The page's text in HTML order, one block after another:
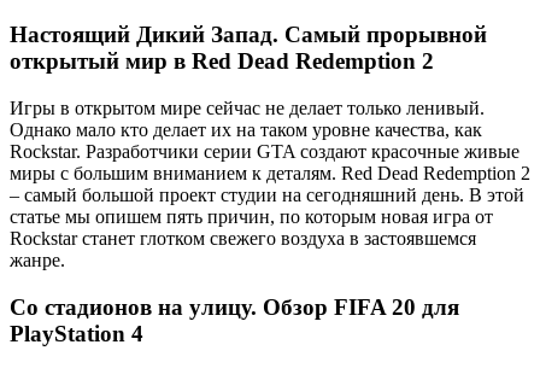
Настоящий Дикий Запад. Самый прорывной
открытый мир в Red Dead Redemption 2
Игры в открытом мире сейчас не делает только ленивый.
Однако мало кто делает их на таком уровне качества, как
Rockstar. Разработчики серии GTA создают красочные живые
миры с большим вниманием к деталям. Red Dead Redemption 2
– самый большой проект студии на сегодняшний день. В этой
статье мы опишем пять причин, по которым новая игра от
Rockstar станет глотком свежего воздуха в застоявшемся
жанре.
Со стадионов на улицу. Обзор FIFA 20 для
PlayStation 4